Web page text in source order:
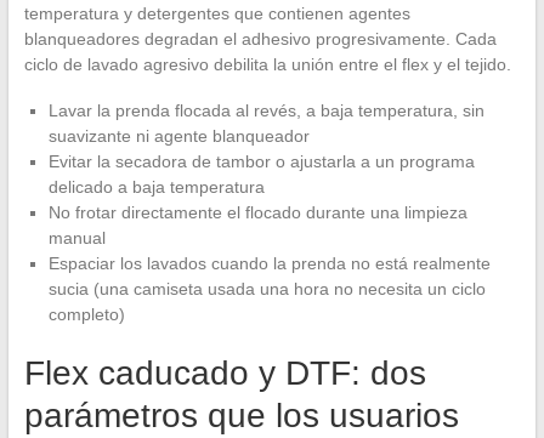
temperatura y detergentes que contienen agentes
blanqueadores degradan el adhesivo progresivamente. Cada
ciclo de lavado agresivo debilita la unión entre el flex y el tejido.
Lavar la prenda flocada al revés, a baja temperatura, sin
suavizante ni agente blanqueador
Evitar la secadora de tambor o ajustarla a un programa
delicado a baja temperatura
No frotar directamente el flocado durante una limpieza
manual
Espaciar los lavados cuando la prenda no está realmente
sucia (una camiseta usada una hora no necesita un ciclo
completo)
Flex caducado y DTF: dos
parámetros que los usuarios